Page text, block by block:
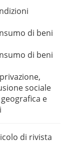
di beni
di beni
sociale
e
di rivista